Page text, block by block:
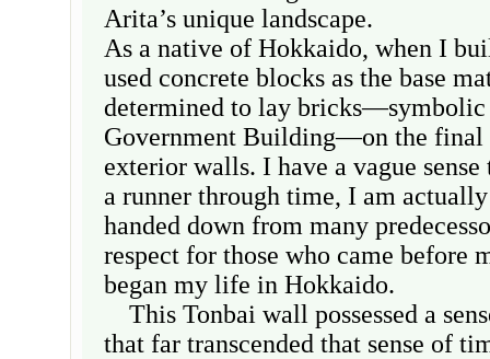
Arita’s unique landscape.
As a native of Hokkaido, when I
used concrete blocks as the base
determined to lay
Government Building—on the final
exterior walls. I have a vague
a runner through time, I am
handed down from many
respect for those who came before
began my life in Hokkaido.
This Tonbai wall possessed a
that far transcended that sense of